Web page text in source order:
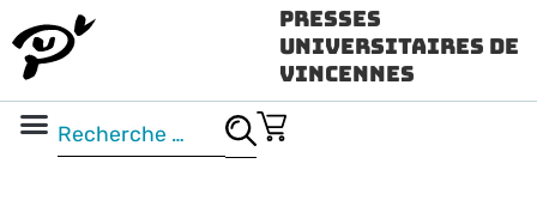
Presses
Universitaires de
Vincennes